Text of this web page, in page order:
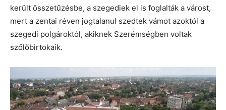
került összetűzésbe, a szegediek el is foglalták a várost,
mert a zentai réven jogtalanul szedtek vámot azoktól a
szegedi polgároktól, akiknek Szerémségben voltak
szőlőbirtokaik.